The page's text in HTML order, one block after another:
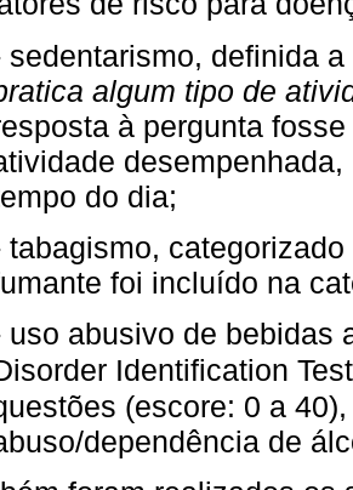
sedentarismo, definida
algum tipo de
à pergunta
do dia;
tabagismo,
foi incluído na
uso abusivo de bebidas
Identification
(escore: 0 a
dependência de